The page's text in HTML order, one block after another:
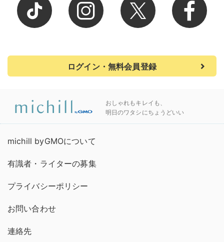
ログイン・無料会員登録
おしゃれもキレイも、
明日のワタシにちょうどいい
michill byGMOについて
有識者・ライターの募集
プライバシーポリシー
お問い合わせ
連絡先